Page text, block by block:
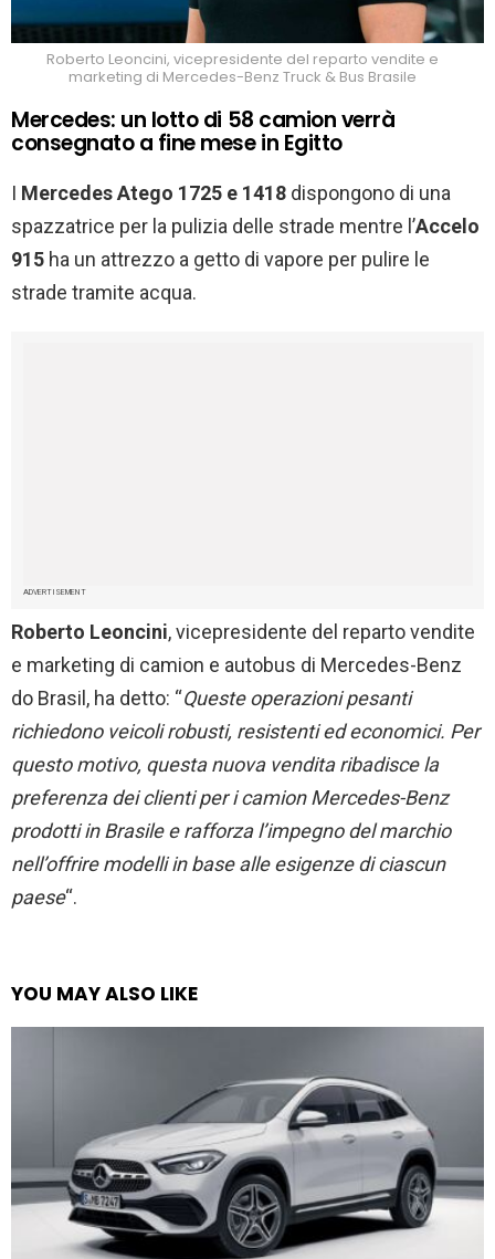
Roberto Leoncini, vicepresidente del reparto vendite e
marketing di Mercedes-Benz Truck & Bus Brasile
Mercedes: un lotto di 58 camion verrà
consegnato a fine mese in Egitto
I Mercedes Atego 1725 e 1418 dispongono di una
spazzatrice per la pulizia delle strade mentre l’Accelo
915 ha un attrezzo a getto di vapore per pulire le
strade tramite acqua.
ADVERTISEMENT
Roberto Leoncini, vicepresidente del reparto vendite
e marketing di camion e autobus di Mercedes-Benz
do Brasil, ha detto: “Queste operazionipesanti
richiedono veicoli robusti, resistenti ed economici. Per
questo motivo, questa nuova vendita ribadisce la
preferenza dei clienti per i camionMercedes-Benz
prodotti in Brasile e rafforza l’impegno del marchio
nell’offrire modelli in base alle esigenze di ciascun
paese“.
YOU MAY ALSO LIKE